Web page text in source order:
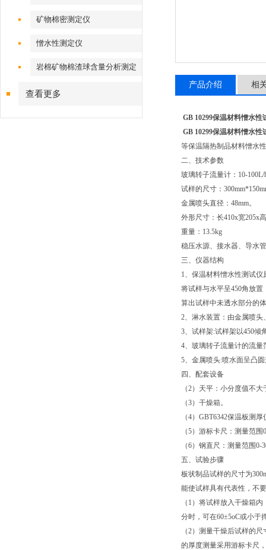
矿物棉密测定仪
憎水性测定仪
岩棉矿物棉渣球含量分析测定
查看更多
产品介绍 相
GB 10299保温材料憎水性
GB 10299保温材料憎水性
等保温隔热制品材料憎水
二、技术参数
玻璃转子流量计： 10-100L/
试样的尺寸：
金属喷头直径： 48mm。
外形尺寸：长410x宽205x高
重量： 13.5kg
稳压水源、接水器、导水
三、仪器结构
1、保温材料憎水性测试仪
将试样与水平呈450角放置
算出试样中未透水部分的
2、 淋水装置：由金属喷头
3、试样架:试样架以450倾
4、玻璃转子流量计的流量
5、金属喷头:喷水面呈凸
四、配套设备
（2）天平：小分度值不大
（3）干燥箱。
（4） GBT6342保温板测厚
（5）游标卡尺：测量范围
（6）钢直尺：测量范围0-
五、试验步骤
板状制品试样的尺寸为
能使试样具有代表性，不
（1） 将试样放入干燥箱内
分时，可在60±5oC或小于
（2）测量干燥后试样的
的厚度测量采用游标卡尺